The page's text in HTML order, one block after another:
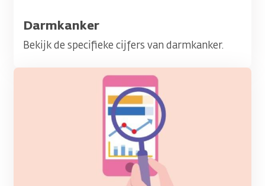
Titel
Darmkanker
Bekijk de specifieke cijfers van darmkanker.
Afbeelding